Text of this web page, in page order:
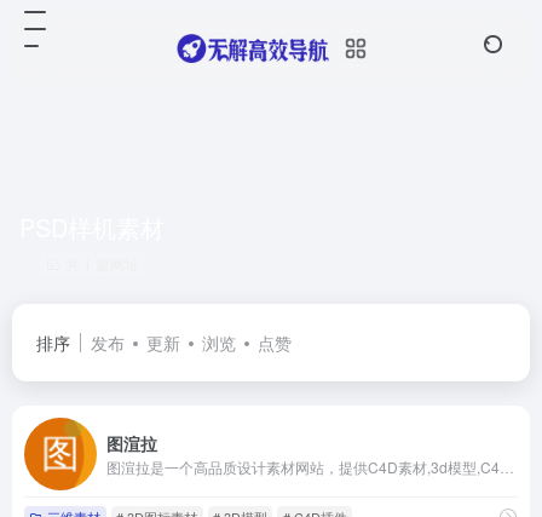
排序 发布 更新 浏览 点赞
图渲拉